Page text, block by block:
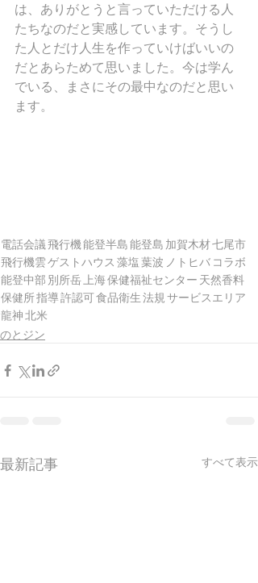
は、ありがとうと言っていただける人
たちなのだと実感しています。そうし
た人とだけ人生を作っていけばいいの
だとあらためて思いました。今は学ん
でいる、まさにその最中なのだと思い
ます。
電話会議飛行機能登半島能登島 加賀木材七尾市
飛行機雲ゲストハウス 藻塩葉波 ノトヒバ コラボ
能登中部 別所岳上海保健福祉センター 天然香料
保健所指導許認可食品衛生法規サービスエリア
龍神北米
のとジン
最新記事 すべて表示